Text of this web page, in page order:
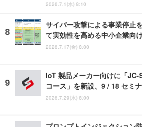
2026.7.1(水) 8:10
サイバー攻撃による事業停止
て実効性を高める中小企業向
2026.7.17(金) 8:00
IoT 製品メーカー向けに「
コース」を新設、9 / 18 セミ
2026.7.29(水) 8:00